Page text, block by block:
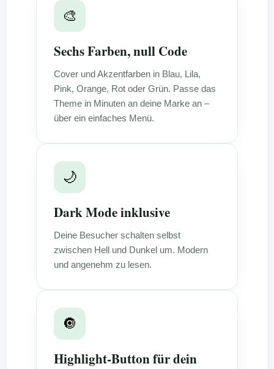
🎨
Sechs Farben, null Code
Cover und Akzentfarben in Blau, Lila,
Pink, Orange, Rot oder Grün. Passe das
Theme in Minuten an deine Marke an –
über ein einfaches Menü.
🌙
Dark Mode inklusive
Deine Besucher schalten selbst
zwischen Hell und Dunkel um. Modern
und angenehm zu lesen.
🔘
Highlight-Button für dein